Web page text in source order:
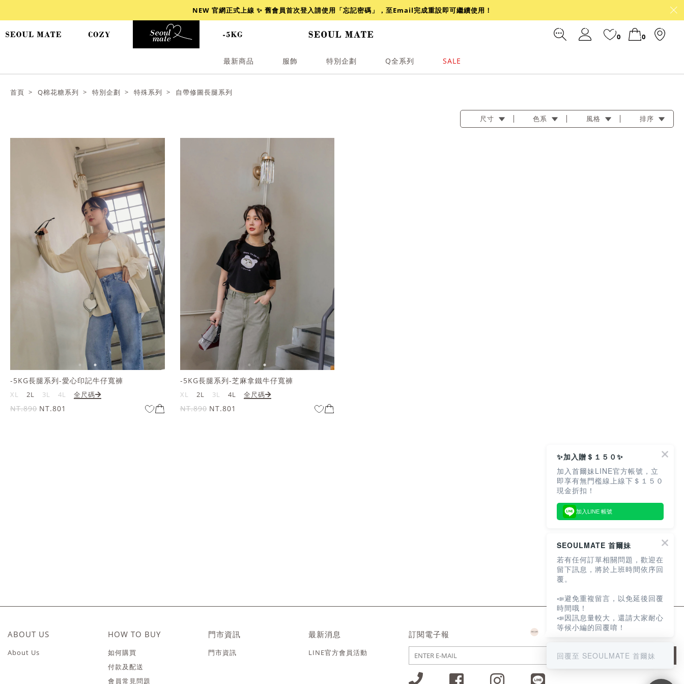
NEW 官網正式上線 ✨ 舊會員首次登入請使用「忘記密碼」，至Email完成重設即可繼續使用！
0 0
最新商品 服飾 特別企劃 Q全系列 SALE
爆乳 背心 洋裝 舒芙蕾 小香風 透膚
首頁 Q棉花糖系列 特別企劃 特殊系列 自帶修圖長腿系列
尺寸 色系 風格 排序
-5KG長腿系列-愛心印記牛仔寬褲
XL 2L 3L 4L 全尺碼
NT.890 NT.801
-5KG長腿系列-芝麻拿鐵牛仔寬褲
XL 2L 3L 4L 全尺碼
NT.890 NT.801
ABOUT US
About Us
HOW TO BUY
如何購買
付款及配送
會員常見問題
門市資訊
門市資訊
最新消息
LINE官方會員活動
訂閱電子報
JOIN
✨加入贈＄１５０✨
加入首爾妹LINE官方帳號，立
即享有無門檻線上線下＄１５０
現金折扣！
加入LINE 帳號
SEOULMATE 首爾妹
若有任何訂單相關問題，歡迎在
留下訊息，將於上班時間依序回
覆。
📣避免重複留言，以免延後回覆
時間哦！
📣因訊息量較大，還請大家耐心
等候小編的回覆唷！
回覆至 SEOULMATE 首爾妹